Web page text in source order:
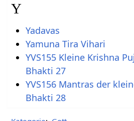
Y
Yadavas
Yamuna Tira Vihari
YVS155 Kleine Krishna
Bhakti 27
YVS156 Mantras der
Bhakti 28